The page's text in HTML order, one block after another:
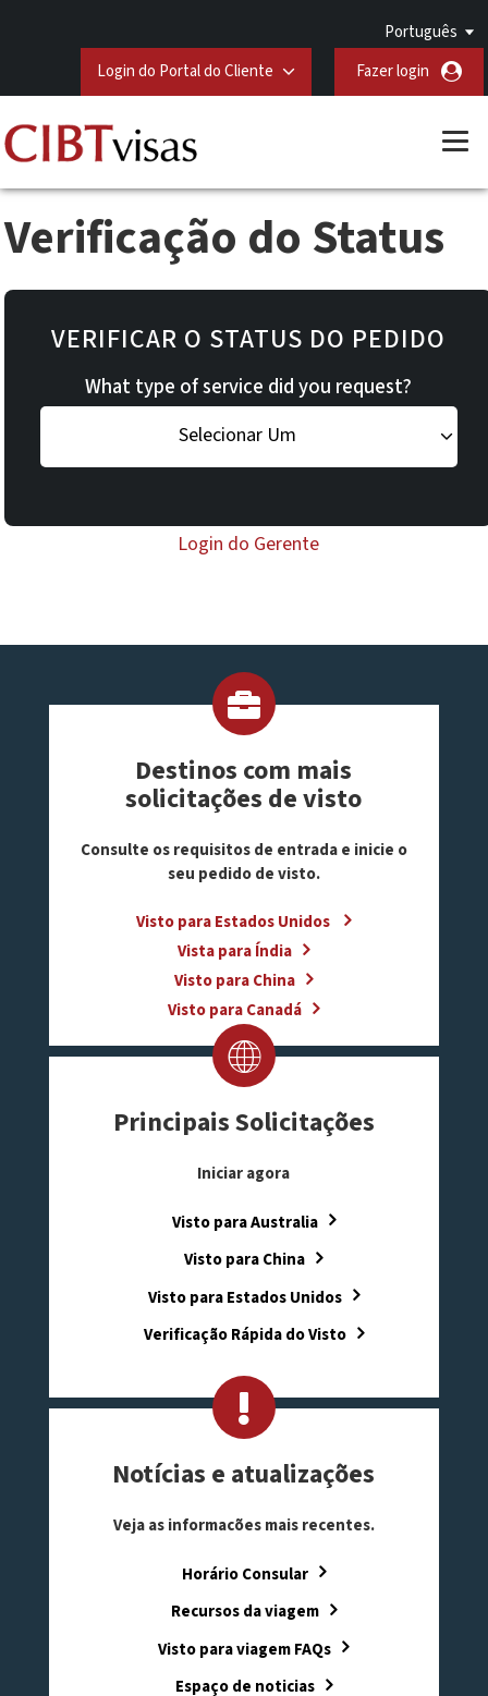
Português
Login do Portal do Cliente
Fazer login
Verificação do Status
VERIFICAR O STATUS DO PEDIDO
What type of service did you request?
Selecionar Um
Login do Gerente
Destinos com mais
solicitações de visto
Consulte os requisitos de entrada e inicie o
seu pedido de visto.
Visto para Estados Unidos
Vista para Índia
Visto para China
Visto para Canadá
Principais Solicitações
Iniciar agora
Visto para Australia
Visto para China
Visto para Estados Unidos
Verificação Rápida do Visto
Notícias e atualizações
Veja as informacões mais recentes.
Horário Consular
Recursos da viagem
Visto para viagem FAQs
Espaço de noticias